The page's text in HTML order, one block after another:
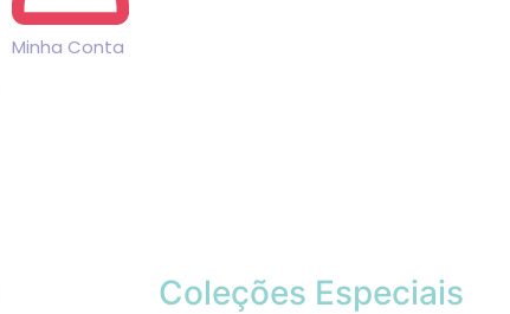
Minha Conta
Coleções Especiais